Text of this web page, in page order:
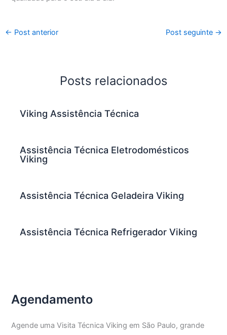
← Post anterior Post seguinte →
Posts relacionados
Viking Assistência Técnica
Assistência Técnica Eletrodomésticos
Viking
Assistência Técnica Geladeira Viking
Assistência Técnica Refrigerador Viking
Agendamento
Agende uma Visita Técnica Viking em São Paulo, grande